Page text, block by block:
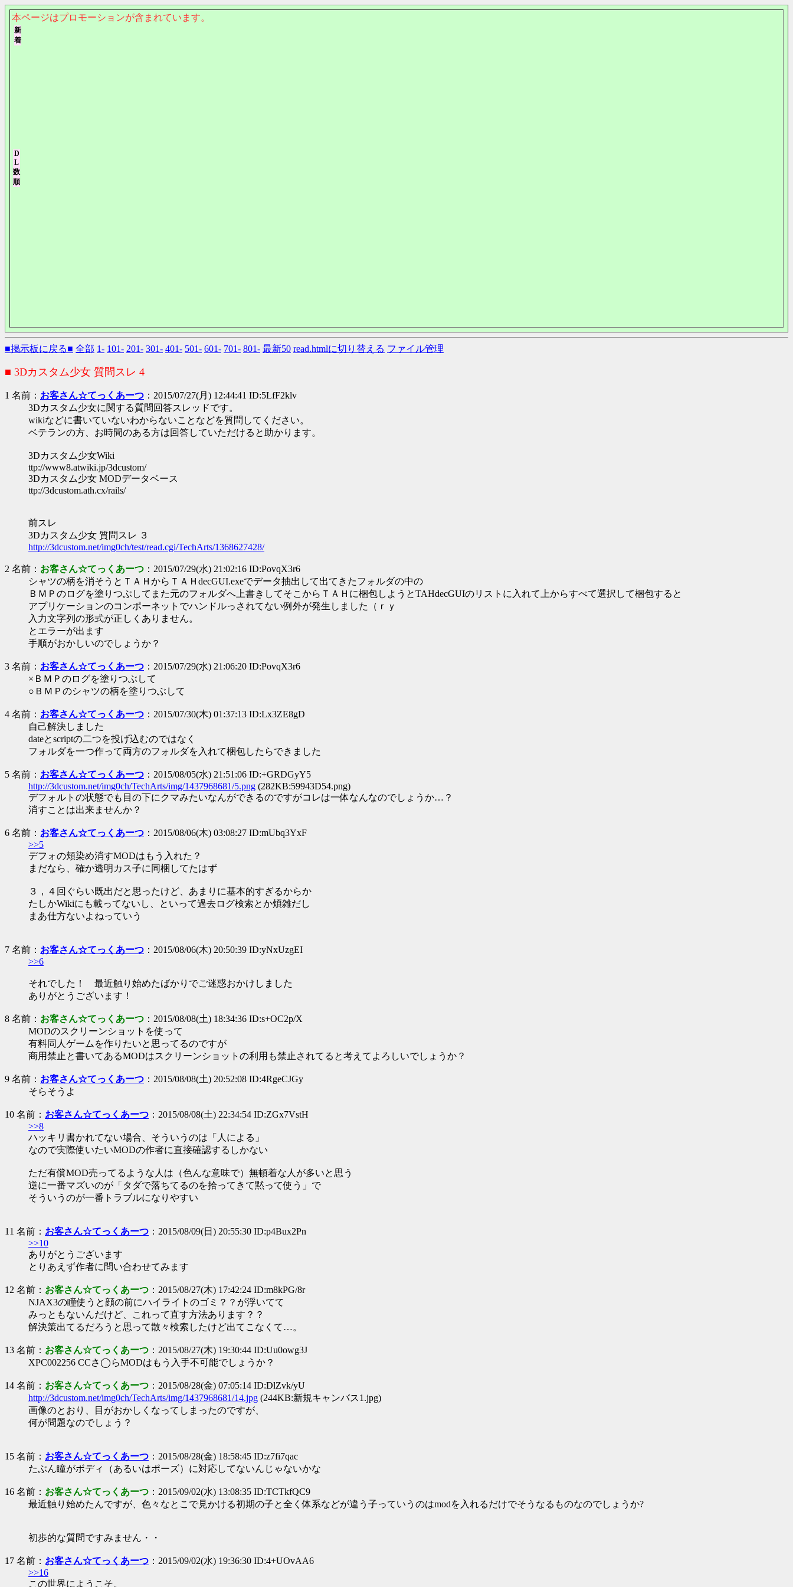
本ページはプロモーションが含まれています。
■掲示板に戻る■ 全部 1- 101- 201- 301- 401- 501- 601- 701- 801- 最新50 read.htmlに切り替える ファイル管理
■ 3Dカスタム少女 質問スレ 4
1 名前： お客さん☆てっくあーつ ：2015/07/27(月) 12:44:41 ID:5LfF2klv
3Dカスタム少女に関する質問回答スレッドです。
wikiなどに書いていないわからないことなどを質問してください。
ベテランの方、お時間のある方は回答していただけると助かります。
3Dカスタム少女Wiki
ttp://www8.atwiki.jp/3dcustom/
3Dカスタム少女 MODデータベース
ttp://3dcustom.ath.cx/rails/
前スレ
3Dカスタム少女 質問スレ ３
http://3dcustom.net/img0ch/test/read.cgi/TechArts/1368627428/
2 名前： お客さん☆てっくあーつ ：2015/07/29(水) 21:02:16 ID:PovqX3r6
シャツの柄を消そうとＴＡＨからＴＡＨdecGUI.exeでデータ抽出して出てきたフォルダの中の
ＢＭＰのログを塗りつぶしてまた元のフォルダへ上書きしてそこからＴＡＨに梱包しようとTAHdecGUIのリストに入れて上からすべて選択して梱包すると
アプリケーションのコンポーネットでハンドルっされてない例外が発生しました（ｒｙ
入力文字列の形式が正しくありません。
とエラーが出ます
手順がおかしいのでしょうか？
3 名前： お客さん☆てっくあーつ ：2015/07/29(水) 21:06:20 ID:PovqX3r6
×ＢＭＰのログを塗りつぶして
○ＢＭＰのシャツの柄を塗りつぶして
4 名前： お客さん☆てっくあーつ ：2015/07/30(木) 01:37:13 ID:Lx3ZE8gD
自己解決しました
dateとscriptの二つを投げ込むのではなく
フォルダを一つ作って両方のフォルダを入れて梱包したらできました
5 名前： お客さん☆てっくあーつ ：2015/08/05(水) 21:51:06 ID:+GRDGyY5
http://3dcustom.net/img0ch/TechArts/img/1437968681/5.png (282KB:59943D54.png)
デフォルトの状態でも目の下にクマみたいなんができるのですがコレは一体なんなのでしょうか…？
消すことは出来ませんか？
6 名前： お客さん☆てっくあーつ ：2015/08/06(木) 03:08:27 ID:mUbq3YxF
>>5
デフォの頬染め消すMODはもう入れた？
まだなら、確か透明カス子に同梱してたはず
３，４回ぐらい既出だと思ったけど、あまりに基本的すぎるからか
たしかWikiにも載ってないし、といって過去ログ検索とか煩雑だし
まあ仕方ないよねっていう
7 名前： お客さん☆てっくあーつ ：2015/08/06(木) 20:50:39 ID:yNxUzgEI
>>6
それでした！ 最近触り始めたばかりでご迷惑おかけしました
ありがとうございます！
8 名前： お客さん☆てっくあーつ ：2015/08/08(土) 18:34:36 ID:s+OC2p/X
MODのスクリーンショットを使って
有料同人ゲームを作りたいと思ってるのですが
商用禁止と書いてあるMODはスクリーンショットの利用も禁止されてると考えてよろしいでしょうか？
9 名前： お客さん☆てっくあーつ ：2015/08/08(土) 20:52:08 ID:4RgeCJGy
そらそうよ
10 名前： お客さん☆てっくあーつ ：2015/08/08(土) 22:34:54 ID:ZGx7VstH
>>8
ハッキリ書かれてない場合、そういうのは「人による」
なので実際使いたいMODの作者に直接確認するしかない
ただ有償MOD売ってるような人は（色んな意味で）無頓着な人が多いと思う
逆に一番マズいのが「タダで落ちてるのを拾ってきて黙って使う」で
そういうのが一番トラブルになりやすい
11 名前： お客さん☆てっくあーつ ：2015/08/09(日) 20:55:30 ID:p4Bux2Pn
>>10
ありがとうございます
とりあえず作者に問い合わせてみます
12 名前： お客さん☆てっくあーつ ：2015/08/27(木) 17:42:24 ID:m8kPG/8r
NJAX3の瞳使うと顔の前にハイライトのゴミ？？が浮いてて
みっともないんだけど、これって直す方法あります？？
解決策出てるだろうと思って散々検索したけど出てこなくて…。
13 名前： お客さん☆てっくあーつ ：2015/08/27(木) 19:30:44 ID:Uu0owg3J
XPC002256 CCさ◯らMODはもう入手不可能でしょうか？
14 名前： お客さん☆てっくあーつ ：2015/08/28(金) 07:05:14 ID:DlZvk/yU
http://3dcustom.net/img0ch/TechArts/img/1437968681/14.jpg (244KB:新規キャンバス1.jpg)
画像のとおり、目がおかしくなってしまったのですが、
何が問題なのでしょう？
15 名前： お客さん☆てっくあーつ ：2015/08/28(金) 18:58:45 ID:z7fi7qac
たぶん瞳がボディ（あるいはポーズ）に対応してないんじゃないかな
16 名前： お客さん☆てっくあーつ ：2015/09/02(水) 13:08:35 ID:TCTkfQC9
最近触り始めたんですが、色々なとこで見かける初期の子と全く体系などが違う子っていうのはmodを入れるだけでそうなるものなのでしょうか?
初歩的な質問ですみません・・
17 名前： お客さん☆てっくあーつ ：2015/09/02(水) 19:36:30 ID:4+UOvAA6
>>16
この世界にようこそ。